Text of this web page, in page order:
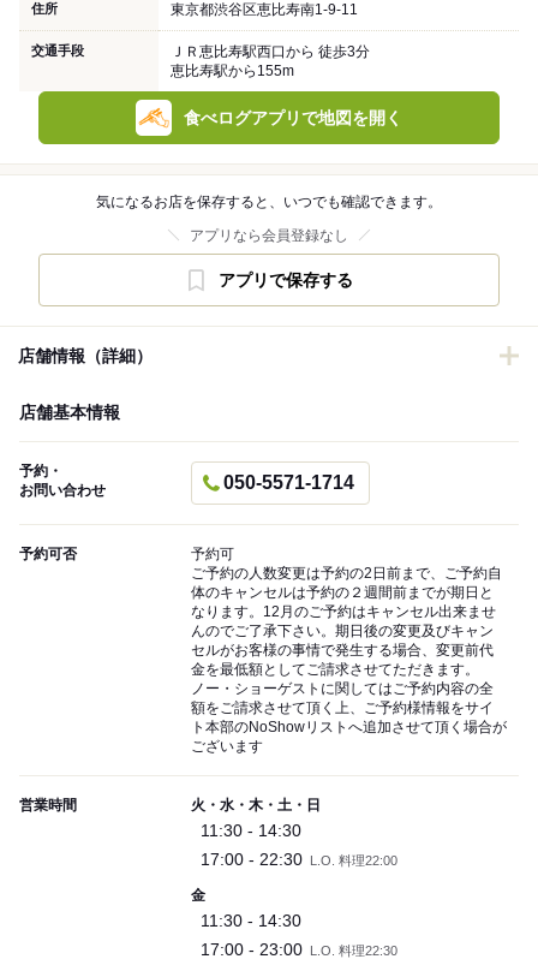
住所 東京都渋谷区恵比寿南1-9-11
交通手段
ＪＲ恵比寿駅西口から 徒歩3分
恵比寿駅から155m
食べログアプリで地図を開く
気になるお店を保存すると、いつでも確認できます。
アプリなら会員登録なし
アプリで保存する
店舗情報（詳細）
店舗基本情報
予約・
お問い合わせ
050-5571-1714
予約可否
予約可
ご予約の人数変更は予約の2日前まで、ご予約自
体のキャンセルは予約の２週間前までが期日と
なります。12月のご予約はキャンセル出来ませ
んのでご了承下さい。期日後の変更及びキャン
セルがお客様の事情で発生する場合、変更前代
金を最低額としてご請求させてただきます。
ノー・ショーゲストに関してはご予約内容の全
額をご請求させて頂く上、ご予約様情報をサイ
ト本部のNoShowリストへ追加させて頂く場合が
ございます
営業時間 火・水・木・土・日
11:30 - 14:30
17:00 - 22:30 L.O. 料理22:00
金
11:30 - 14:30
17:00 - 23:00 L.O. 料理22:30